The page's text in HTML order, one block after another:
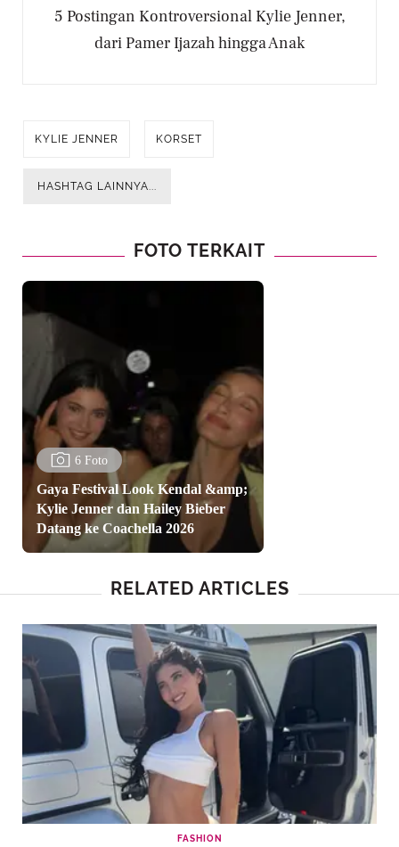
5 Postingan Kontroversional Kylie Jenner,
dari Pamer Ijazah hingga Anak
KYLIE JENNER KORSET
HASHTAG LAINNYA...
FOTO TERKAIT
6 Foto
Gaya Festival Look Kendal &amp;
Kylie Jenner dan Hailey Bieber
Datang ke Coachella 2026
RELATED ARTICLES
FASHION